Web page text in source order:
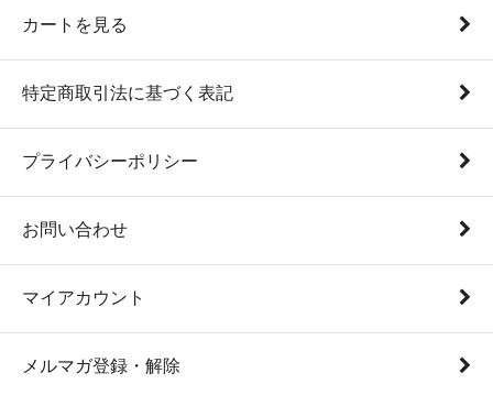
カートを見る
特定商取引法に基づく表記
プライバシーポリシー
お問い合わせ
マイアカウント
メルマガ登録・解除